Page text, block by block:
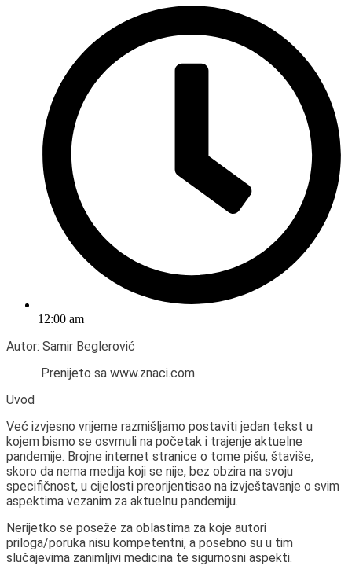
12:00 am
Autor: Samir Beglerović
Prenijeto sa www.znaci.com
Uvod
Već izvjesno vrijeme razmišljamo postaviti jedan tekst u
kojem bismo se osvrnuli na početak i trajenje aktuelne
pandemije. Brojne internet stranice o tome pišu, štaviše,
skoro da nema medija koji se nije, bez obzira na svoju
specifičnost, u cijelosti preorijentisao na izvještavanje o svim
aspektima vezanim za aktuelnu pandemiju.
Nerijetko se poseže za oblastima za koje autori
priloga/poruka nisu kompetentni, a posebno su u tim
slučajevima zanimljivi medicina te sigurnosni aspekti.